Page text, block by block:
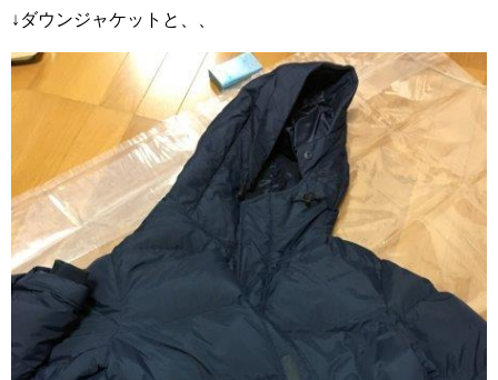
↓ダウンジャケットと、、